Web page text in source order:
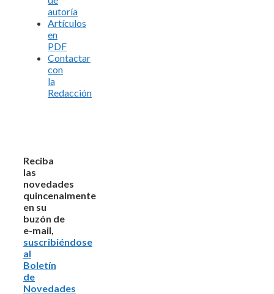
autoría
Artículos
en
PDF
Contactar
con
la
Redacción
Reciba
las
novedades
quincenalmente
en su
buzón de
e-mail,
suscribiéndose
al
Boletín
de
Novedades